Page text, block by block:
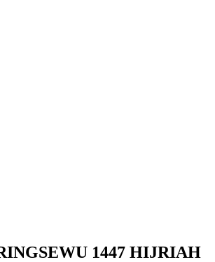
1447 HIJRIAH‎‎‎‎